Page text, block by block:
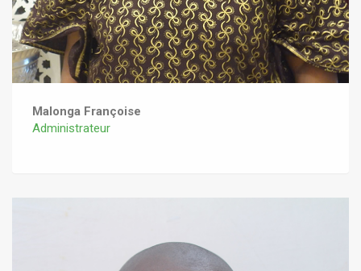
Malonga Françoise
Administrateur